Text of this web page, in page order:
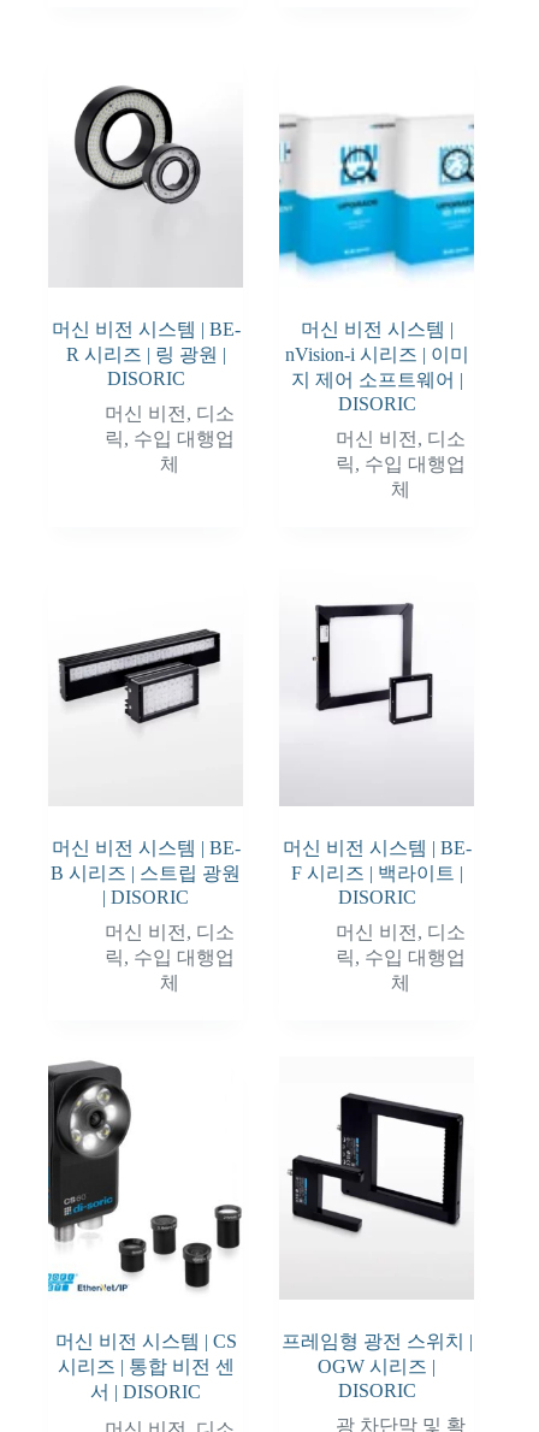
머신 비전 시스템 | BE-
R 시리즈 | 링 광원 |
DISORIC
머신 비전 , 디소
릭, 수입 대행업
체
머신 비전 시스템 |
nVision-i 시리즈 | 이미
지 제어 소프트웨어 |
DISORIC
머신 비전 , 디소
릭, 수입 대행업
체
머신 비전 시스템 | BE-
B 시리즈 | 스트립 광원
| DISORIC
머신 비전 , 디소
릭, 수입 대행업
체
머신 비전 시스템 | BE-
F 시리즈 | 백라이트 |
DISORIC
머신 비전 , 디소
릭, 수입 대행업
체
머신 비전 시스템 | CS
시리즈 | 통합 비전 센
서 | DISORIC
프레임형 광전 스위치 |
OGW 시리즈 |
DISORIC
광 차단막 및 확